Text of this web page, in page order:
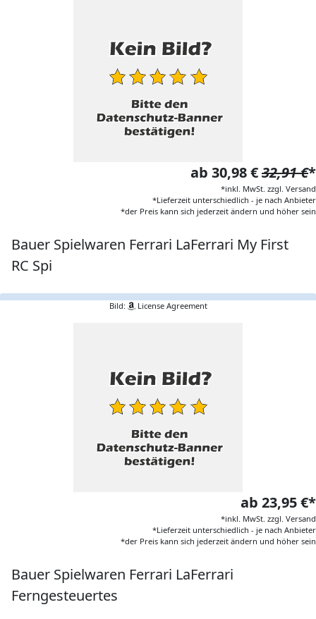
ab 30,98 €32,91 €*
*inkl. MwSt. zzgl. Versand
*Lieferzeit unterschiedlich - je nach Anbieter
*der Preis kann sich jederzeit ändern und höher sein
Bauer Spielwaren Ferrari LaFerrari My First
RC Spi
Bild: License Agreement
ab 23,95 €*
*inkl. MwSt. zzgl. Versand
*Lieferzeit unterschiedlich - je nach Anbieter
*der Preis kann sich jederzeit ändern und höher sein
Bauer Spielwaren Ferrari LaFerrari
Ferngesteuertes